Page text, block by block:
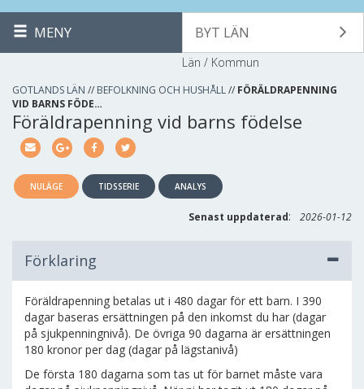
MENY BYT LÄN
Län / Kommun
GOTLANDS LÄN // BEFOLKNING OCH HUSHÅLL// FÖRÄLDRAPENNING
VID BARNS FÖDE…
Föräldrapenning vid barns födelse
NULÄGE TIDSSERIE ANALYS
Senast uppdaterad: 2026-01-12
Förklaring
Föräldrapenning betalas ut i 480 dagar för ett barn. I 390
dagar baseras ersättningen på den inkomst du har (dagar
på sjukpenningnivå). De övriga 90 dagarna är ersättningen
180 kronor per dag (dagar på lägstanivå)
De första 180 dagarna som tas ut för barnet måste vara